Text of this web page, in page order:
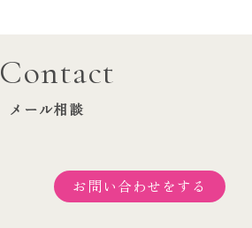
Contact
メール相談
お問い合わせをする